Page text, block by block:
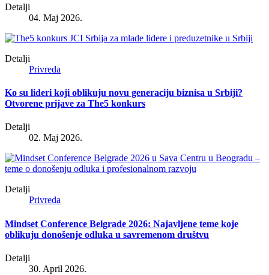
Detalji
04. Maj 2026.
Detalji
Privreda
Ko su lideri koji oblikuju novu generaciju biznisa u Srbiji?
Otvorene prijave za The5 konkurs
Detalji
02. Maj 2026.
Detalji
Privreda
Mindset Conference Belgrade 2026: Najavljene teme koje
oblikuju donošenje odluka u savremenom društvu
Detalji
30. April 2026.